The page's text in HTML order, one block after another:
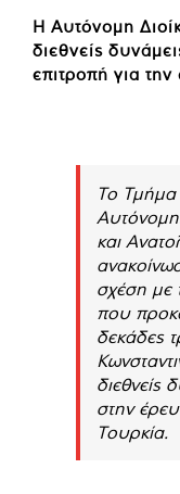
Η Αυτόνομη
διεθνείς
επιτροπή για
Το Τμήμα
και
σχέση με
που
δεκάδες
διεθνείς
στην
Τουρκία.